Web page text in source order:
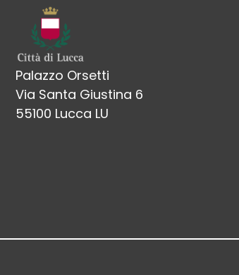
Palazzo Orsetti
Via Santa Giustina 6
55100 Lucca LU